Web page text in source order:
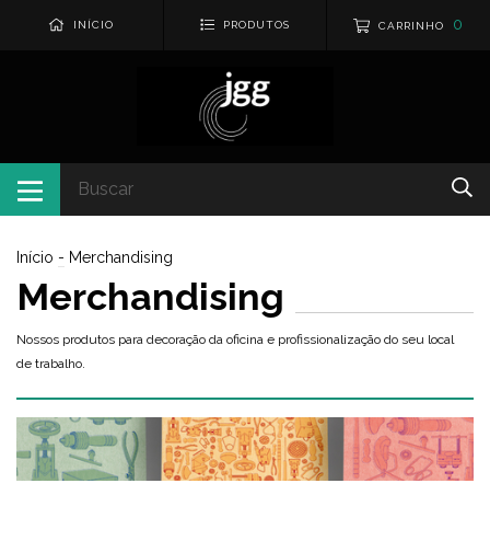
INÍCIO PRODUTOS CARRINHO 0
Início - Merchandising
Merchandising
Nossos produtos para decoração da oficina e profissionalização do seu local
de trabalho.